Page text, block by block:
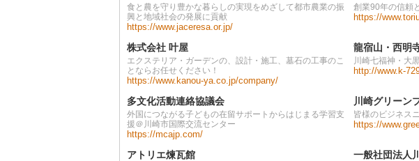
食と農を守り豊かな暮らしの実現をめざして都市農業の振
興と地域社会の発展に貢献
https://www.jaceresa.or.jp/
創業90年の信頼
https://
株式会社 叶屋
エクステリア・ガーデンの、設計・施工、墓石の工事のこ
とならお任せください！
https://www.kanou-ya.co.jp/company/
龍宿山・西明
川崎七福神・大
http://www.k-
多文化活動連絡協議会
外国につながる子どもの在留サポートからはじまる学習支
援＠川崎市国際交流センター
https://mcajp.com/
川崎グリーン
皆様のビジネス
https://
アトリエ煉瓦館 一般社団法人